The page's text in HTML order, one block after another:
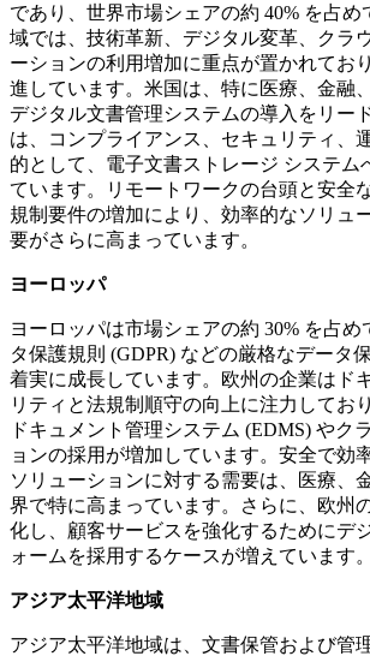
であり、世界市場シェアの約 40% を占
域では、技術革新、デジタル変革、クラ
ーションの利用増加に重点が置かれてお
進しています。米国は、特に医療、金融
デジタル文書管理システムの導入をリー
は、コンプライアンス、セキュリティ、
的として、電子文書ストレージ システム
ています。リモートワークの台頭と安全
規制要件の増加により、効率的なソリュ
要がさらに高まっています。
ヨーロッパ
ヨーロッパは市場シェアの約 30% を占め
タ保護規則 (GDPR) などの厳格なデータ
着実に成長しています。欧州の企業はド
リティと法規制順守の向上に注力してお
ドキュメント管理システム (EDMS) やク
ョンの採用が増加しています。安全で効
ソリューションに対する需要は、医療、
界で特に高まっています。さらに、欧州
化し、顧客サービスを強化するためにデ
ォームを採用するケースが増えています。
アジア太平洋地域
アジア太平洋地域は、文書保管および管